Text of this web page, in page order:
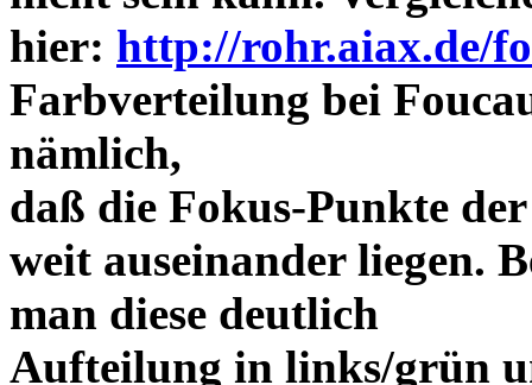
hier: http://rohr.aiax.de/
Farbverteilung bei
nämlich,
daß die Fokus-Punkte
weit auseinander liegen.
man diese deutlich
Aufteilung in links/grün